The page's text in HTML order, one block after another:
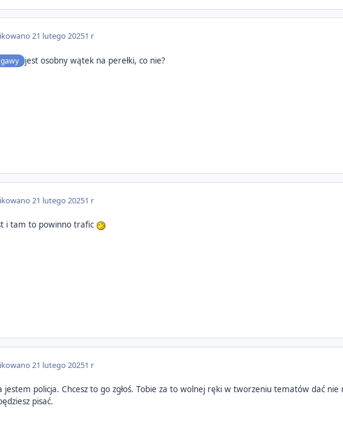
21 lutego 20251 r
jest osobny wątek na perełki, co nie?
21 lutego 20251 r
i tam to powinno trafic
21 lutego 20251 r
jestem policja. Chcesz to go zgłoś. Tobie za to wolnej ręki w tworzeniu tematów dać
pisać.